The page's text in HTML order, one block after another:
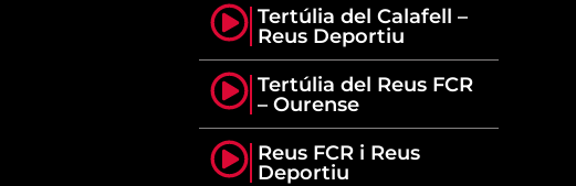
Tertúlia del Calafell –
Reus Deportiu
Tertúlia del Reus FCR
– Ourense
Reus FCR i Reus
Deportiu